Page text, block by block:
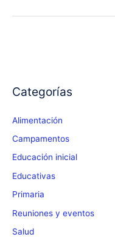
cualquiera!
Categorías
Alimentación
Campamentos
Educación inicial
Educativas
Primaria
Reuniones y eventos
Salud